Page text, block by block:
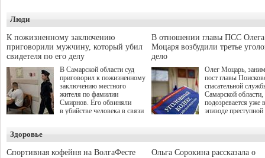
"Помощь фронту и семьям
участников СВО", которая
прошла в Отрадном 7
августа.
на трудоустройство
спокойную
мирной жизни.
Люди
К пожизненному заключению
приговорили мужчину, который убил
свидетеля по его делу
В Самарской области суд
приговорил к пожизненному
заключению местного
жителя по фамилии
Смирнов. Его обвиняли
в убийстве человека в связи
В отношении главы ПСС Олега
Моцаря возбудили третье
дело
Олег Моцарь,
пост главы
спасательной
Самарской области,
подозревается уже
эпизоде преступной
а сам он
Здоровье
Спортивная кофейня на ВолгаФесте
Ольга Сорокина рассказала о